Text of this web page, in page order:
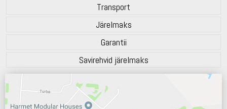
Transport
Järelmaks
Garantii
Savirehvid järelmaks